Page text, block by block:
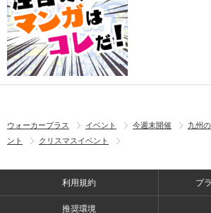
ウォーカープラス イベント 今週末開催 九州
ント
クリスマスイベント
利用規約 プ
推奨環境